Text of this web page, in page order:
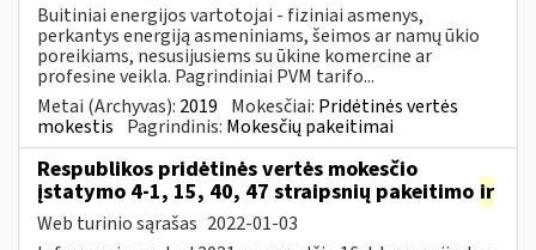
Buitiniai energijos vartotojai - fiziniai asmenys,
perkantys energiją asmeniniams, šeimos ar namų ūkio
poreikiams, nesusijusiems su ūkine komercine ar
profesine veikla. Pagrindiniai PVM tarifo...
Metai (Archyvas): 2019 Mokesčiai: Pridėtinės vertės
mokestis Pagrindinis: Mokesčių pakeitimai
Respublikos pridėtinės vertės mokesčio
įstatymo 4-1, 15, 40, 47 straipsnių pakeitimo ir
Web turinio sąrašas 2022-01-03